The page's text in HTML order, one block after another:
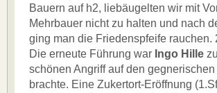
Bauern auf h2, liebäugelten wir mit
Mehrbauer nicht zu halten und nach
ging man die Friedenspfeife rauchen.
Die erneute Führung war Ingo Hille
schönen Angriff auf den
brachte. Eine Zukertort-Eröffnung